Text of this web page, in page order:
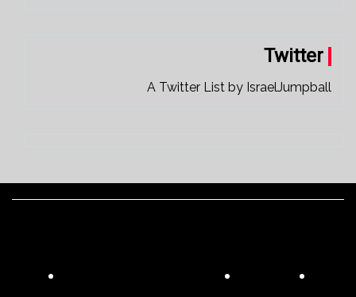
Twitter
A Twitter List by IsraelJumpball